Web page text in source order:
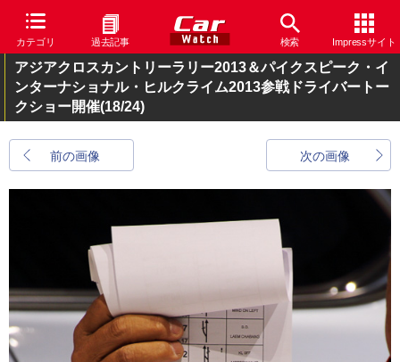
カテゴリ 過去記事 検索 Impressサイト
アジアクロスカントリーラリー2013＆パイクスピーク・イ
ンターナショナル・ヒルクライム2013参戦ドライバートー
クショー開催(18/24)
前の画像 次の画像